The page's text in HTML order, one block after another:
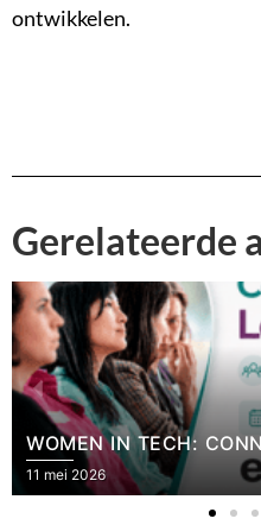
ontwikkelen.
Gerelateerde
WOMEN IN TECH:
11 mei 2026